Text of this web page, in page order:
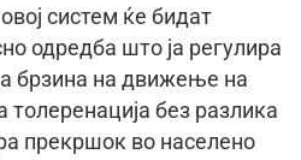
систем ќе бидат
одредба што ја регулира
брзина на движење на
без разлика
прекршок во населено